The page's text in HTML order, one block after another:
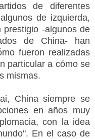
de diferentes
de izquierda,
-algunos de
de China- han
fueron realizadas
particular a cómo se
mismas.
China siempre se
en años muy
con la idea
En el caso de